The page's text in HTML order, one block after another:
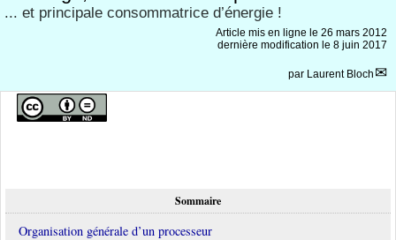
... et principale consommatrice d’énergie !
Article mis en ligne le 26 mars 2012
dernière modification le 8 juin 2017
par Laurent Bloch
Sommaire
Organisation générale d’un processeur